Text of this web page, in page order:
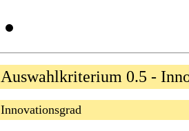
Auswahlkriterium 0.5 -
Innovationsgrad